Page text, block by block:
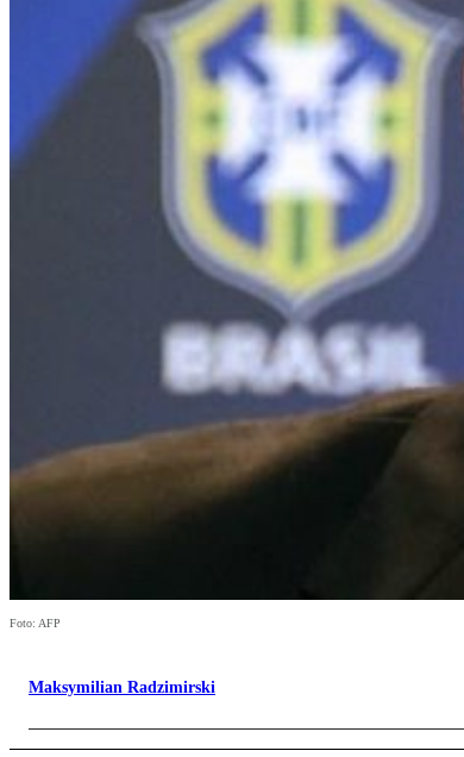
Foto: AFP
Maksymilian Radzimirski